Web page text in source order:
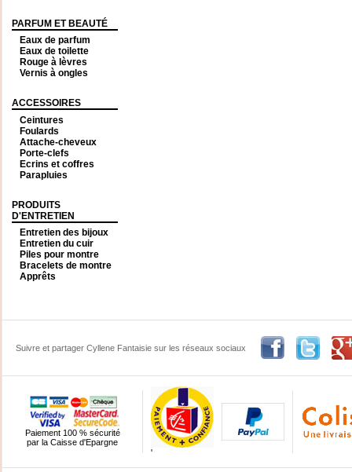
PARFUM ET BEAUTÉ
Eaux de parfum
Eaux de toilette
Rouge à lèvres
Vernis à ongles
ACCESSOIRES
Ceintures
Foulards
Attache-cheveux
Porte-clefs
Ecrins et coffres
Parapluies
PRODUITS
D'ENTRETIEN
Entretien des bijoux
Entretien du cuir
Piles pour montre
Bracelets de montre
Apprêts
Suivre et partager Cyllene Fantaisie sur les réseaux sociaux
Paiement 100 % sécurité
par la Caisse d'Epargne
'